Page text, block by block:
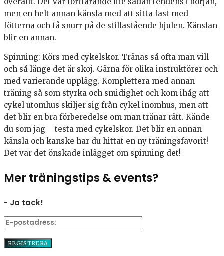
men en helt annan känsla med att sitta fast med
fötterna och få snurr på de stillastående hjulen. Känslan
blir en annan.
Spinning: Körs med cykelskor. Tränas så ofta man vill
och så länge det är skoj. Gärna för olika instruktörer och
med varierande upplägg. Komplettera med annan
träning så som styrka och smidighet och kom ihåg att
cykel utomhus skiljer sig från cykel inomhus, men att
det blir en bra förberedelse om man tränar rätt. Kände
du som jag – testa med cykelskor. Det blir en annan
känsla och kanske har du hittat en ny träningsfavorit!
Det var det önskade inlägget om spinning det!
Mer träningstips & events?
- Ja tack!